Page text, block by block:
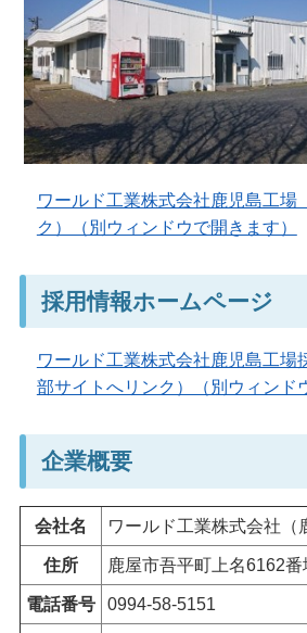
ワールド工業株式会社鹿児島工場
ク）（別ウィンドウで開きます）
採用情報ホームページ
ワールド工業株式会社鹿児島工場
部サイトへリンク）（別ウィンド
企業概要
会社名 ワールド工業株式会社（
住所 鹿屋市吾平町上名6162番
電話番号 0994-58-5151